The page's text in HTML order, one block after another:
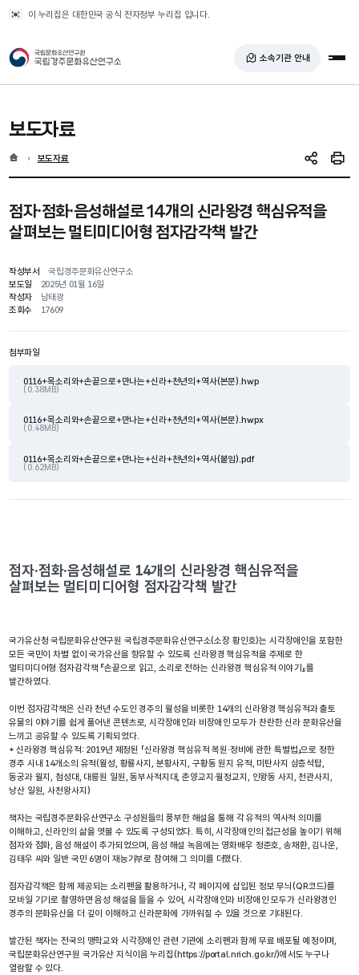
이 누리집은 대한민국 공식 전자정부 누리집 입니다.
국가유산청 국립경주문화유산연구소 소속기관 안내 전
보도자료
홈 현재 위치
보도자료 SNS 공유인쇄
점자·점화·음성해설로 14개의 신라왕경 핵심유적을
살펴보는 멀티미디어형 점자감각책 발간
작성부서
국립경주문화유산연구소
보도일
2025년 01월 16일
작성자
남태광
조회수
17609
첨부파일
0116+목소리와+손끝으로+만나는+신라+천년의+역사(본문).hwp
( 0.38MB)
0116+목소리와+손끝으로+만나는+신라+천년의+역사(본문).hwpx
( 0.48MB)
0116+목소리와+손끝으로+만나는+신라+천년의+역사(붙임).pdf
( 0.62MB)
점자·점화·음성해설로 14개의 신라왕경 핵심유적을
살펴보는 멀티미디어형 점자감각책 발간
국가유산청 국립문화유산연구원 국립경주문화유산연구소(소장 황인호)는 시각장애인을 포함한
모든 국민이 차별 없이 국가유산을 향유할 수 있도록 신라왕경 핵심유적을 주제로 한
멀티미디어형 점자감각책 『손끝으로 읽고, 소리로 전하는 신라왕경 핵심유적 이야기』를
발간하였다.
이번 점자감각책은 신라 천년 수도인 경주의 월성을 비롯한 14개의 신라왕경 핵심유적과 출토
유물의 이야기를 쉽게 풀어낸 콘텐츠로, 시각장애인과 비장애인 모두가 찬란한 신라 문화유산을
느끼고 공유할 수 있도록 기획되었다.
* 신라왕경 핵심유적: 2019년 제정된 「신라왕경 핵심유적 복원·정비에 관한 특별법」으로 정한
경주 시내 14개소의 유적(월성, 황룡사지, 분황사지, 구황동 원지 유적, 미탄사지 삼층석탑,
동궁과 월지, 첨성대, 대릉원 일원, 동부사적지대, 춘양교지·월정교지, 인왕동 사지, 천관사지,
낭산 일원, 사천왕사지)
책자는 국립경주문화유산연구소 구성원들의 풍부한 해설을 통해 각 유적의 역사적 의미를
이해하고, 신라인의 삶을 엿볼 수 있도록 구성되었다. 특히, 시각장애인의 접근성을 높이기 위해
점자와 점화, 음성 해설이 추가되었으며, 음성 해설 녹음에는 영화배우 정준호, 송채환, 김나운,
김태우 씨와 일반 국민 6명이 재능기부로 참여해 그 의미를 더했다.
점자감각책은 함께 제공되는 소리펜을 활용하거나, 각 페이지에 삽입된 정보 무늬(QR코드)를
모바일 기기로 촬영하면 음성 해설을 들을 수 있어, 시각장애인과 비장애인 모두가 신라왕경인
경주의 문화유산을 더 깊이 이해하고 신라문화에 가까워질 수 있을 것으로 기대된다.
발간된 책자는 전국의 맹학교와 시각장애인 관련 기관에 소리펜과 함께 무료 배포될 예정이며,
국립문화유산연구원 국가유산 지식이음 누리집(https://portal.nrich.go.kr/)에서도 누구나
열람할 수 있다.